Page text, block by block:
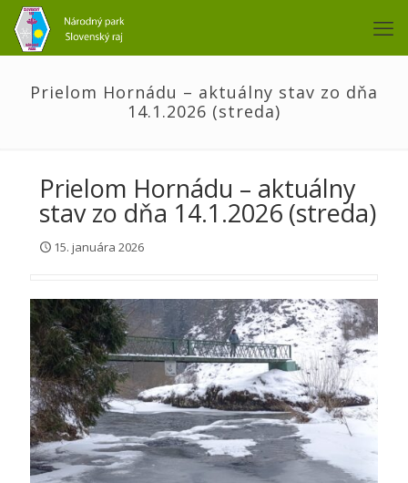
Prielom Hornádu – aktuálny stav zo dňa
14.1.2026 (streda)
Prielom Hornádu – aktuálny
stav zo dňa 14.1.2026 (streda)
15. januára 2026